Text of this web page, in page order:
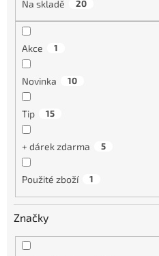
Na skladě 20
Akce 1
Novinka 10
Tip 15
+ dárek zdarma 5
Použité zboží 1
Značky